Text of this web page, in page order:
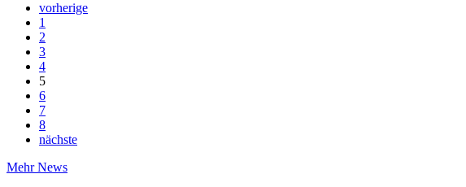
vorherige
1
2
3
4
5
6
7
8
nächste
Mehr News